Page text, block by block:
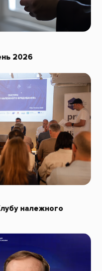
2026
належного